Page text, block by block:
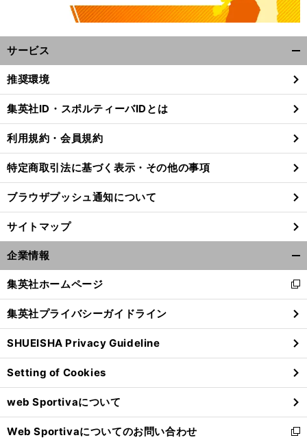
サービス
閉
る
推奨環境
集英社ID・スポルティーバIDとは
利用規約・会員規約
特定商取引法に基づく表示・その他の事項
ブラウザプッシュ通知について
サイトマップ
企業情報
閉
る
集英社ホームページ
新
し
い
ウ
ィ
ン
ド
ウ
で
開
く
集英社プライバシーガイドライン
SHUEISHA Privacy Guideline
Setting of Cookies
web Sportivaについて
Web Sportivaについてのお問い合わせ
新